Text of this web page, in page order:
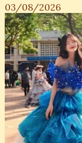
03/08/2026